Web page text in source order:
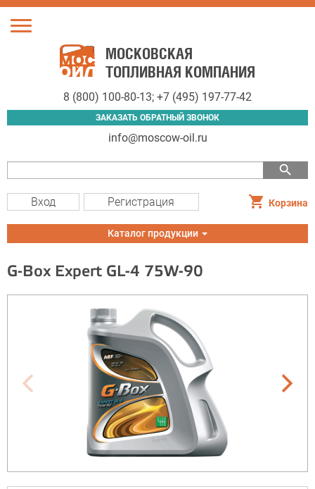
Toggle
МОСКОВСКАЯ
ТОПЛИВНАЯ КОМПАНИЯ
8 (800) 100-80-13; +7 (495) 197-77-42
ЗАКАЗАТЬ ОБРАТНЫЙ ЗВОНОК
info@moscow-oil.ru
search
Вход Регистрация Корзина
Toggle
navigation
Каталог продукции
G-Box Expert GL-4 75W-90